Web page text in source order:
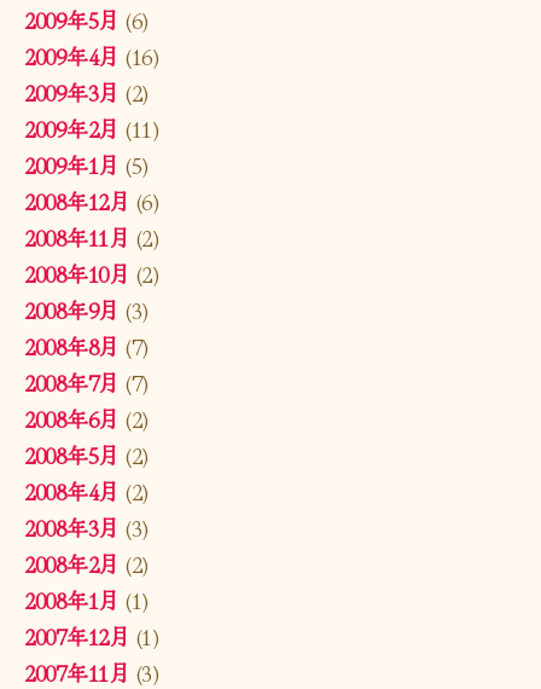
2009年5月 (6)
2009年4月 (16)
2009年3月 (2)
2009年2月 (11)
2009年1月 (5)
2008年12月 (6)
2008年11月 (2)
2008年10月 (2)
2008年9月 (3)
2008年8月 (7)
2008年7月 (7)
2008年6月 (2)
2008年5月 (2)
2008年4月 (2)
2008年3月 (3)
2008年2月 (2)
2008年1月 (1)
2007年12月 (1)
2007年11月 (3)